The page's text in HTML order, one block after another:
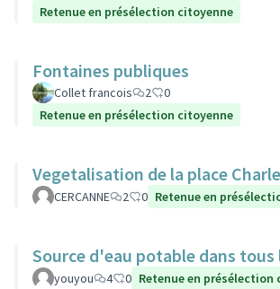
Retenue en présélection citoyenne
Fontaines publiques
Collet francois 2
0
Retenue en présélection citoyenne
Vegetalisation de la place
CERCANNE 2 0 Retenue en
Source d'eau potable dans tous
youyou 4 0 Retenue en présélection